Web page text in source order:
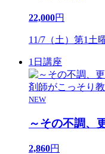
22,000円
11/7（土）第1土
1日講座
NEW
～その不調、
2,860円